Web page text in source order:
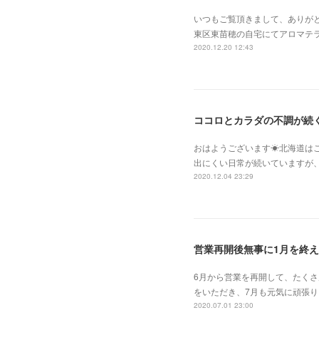
いつもご覧頂きまして、ありが
東区東苗穂の自宅にてアロマテ
2020.12.20 12:43
ココロとカラダの不調が続
おはようございます☀北海道は
出にくい日常が続いていますが
2020.12.04 23:29
営業再開後無事に1月を終
6月から営業を再開して、たく
をいただき、7月も元気に頑張
2020.07.01 23:00